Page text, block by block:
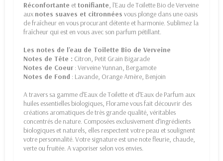
Réconfortante ettonifiante, l'Eau de Toilette Bio de Verveine
aux notes suaves et citronnées vous plonge dans une oasis
de fraîcheur en vous procurant détente et harmonie. Sublimez la
fraîcheur qui est en vous avec son parfum pétillant.
Les notes de l'eau de Toilette Bio de Verveine
Notes de Tête : Citron, Petit Grain Bigarade
Notes de Coeur : Verveine Yunnan, Bergamote
Notes de Fond : Lavande, Orange Amère, Benjoin
A travers sa gamme d’Eaux de Toilette et d’Eaux de Parfum aux
huiles essentielles biologiques, Florame vous fait découvrir des
créations aromatiques de très grande qualité, véritables
concentrés de nature. Composées exclusivement d’ingrédients
biologiques et naturels, elles respectent votre peau et soulignent
votre personnalité. Votre signature est une note fleurie, chaude,
verte ou fruitée. A vaporiser selon vos envies.